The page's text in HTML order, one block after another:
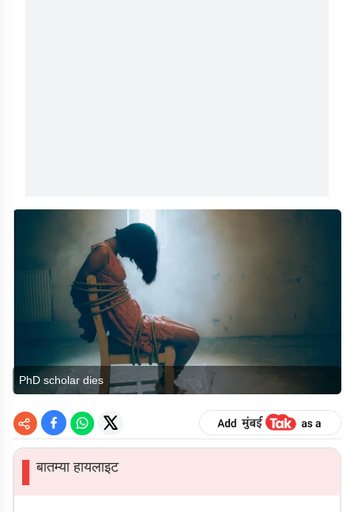
PhD scholar dies
▌बातम्या हायलाइट